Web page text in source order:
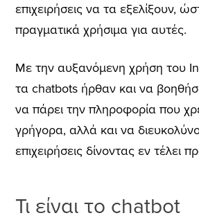
επιχειρήσεις να τα εξελίξουν,
πραγματικά χρήσιμα για αυτές.
Με την αυξανόμενη χρήση του
τα chatbots ήρθαν και να
να πάρει την πληροφορία που
γρήγορα, αλλά και να
επιχειρήσεις δίνοντας εν τέλει
Τι είναι το chatbot